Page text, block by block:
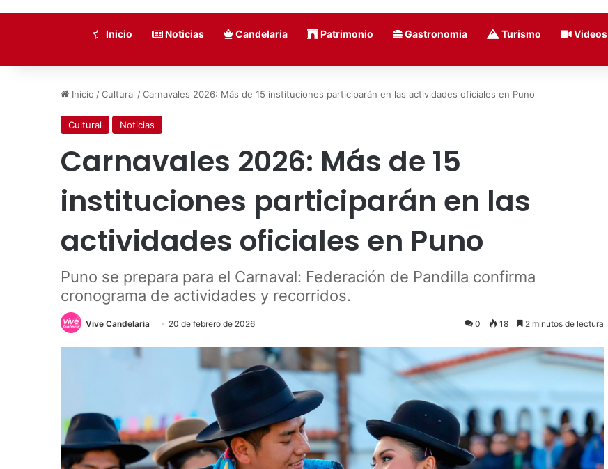
Inicio Noticias Candelaria Patrimonio Gastronomia Turismo Videos
Inicio /Cultural /Carnavales 2026: Más de 15 instituciones participarán en las actividades oficiales en Puno
Cultural Noticias
Carnavales 2026: Más de 15
instituciones participarán en las
actividades oficiales en Puno
Puno se prepara para el Carnaval: Federación de Pandilla confirma
cronograma de actividades y recorridos.
Vive Candelaria 20 de febrero de 2026 0 18 2 minutos de lectura